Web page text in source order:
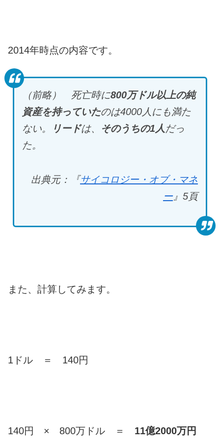
2014年時点の内容です。
（前略） 死亡時に800万ドル以上の純
資産を持っていたのは4000 人にも満た
ない。
リードは、 そのうちの1 人 だっ
た。
出典元：『サイコロジー・オブ・マネ
ー』5頁
また、計算してみます。
1ドル ＝ 140円
140円 × 800万ドル ＝ 11億2000万円